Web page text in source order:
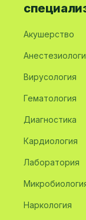
Акушерство
Вирусология
Гематология
Диагностика
Кардиология
Лаборатория
Наркология